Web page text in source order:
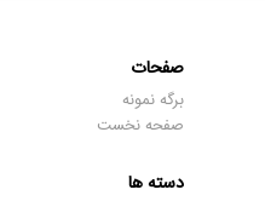
صفحات
برگه نمونه
صفحه نخست
دسته ها